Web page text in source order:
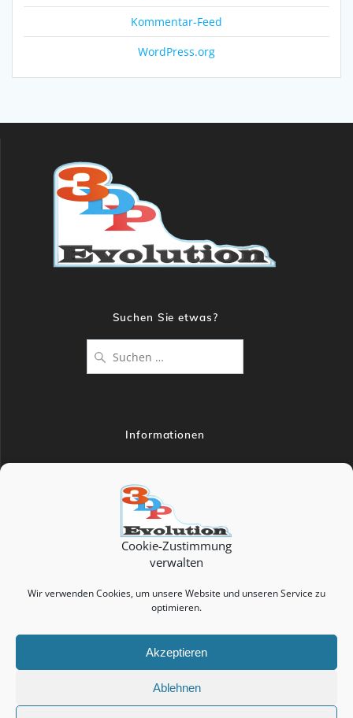
Cookie-Zustimmung
verwalten
Wir verwenden Cookies, um unsere Website und unseren Service zu
optimieren.
Akzeptieren
Ablehnen
Kommentar-Feed
WordPress.org
Suchen Sie etwas?
nach:
Informationen
Impressum
Allgemeine Geschäftsbedingungen
Versandinformationen und Lieferbedingungen
Widerrufsbelehrung
Zahlungsarten
Cookie-Richtlinie (EU)